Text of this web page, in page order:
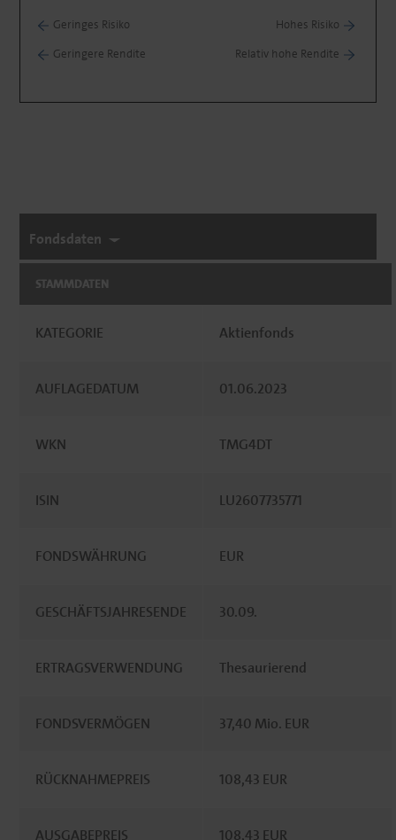
Geringes Risiko
Hohes Risiko
Geringere Rendite
Relativ hohe Rendite
Fondsdaten
STAMMDATEN
KATEGORIE Aktienfonds
AUFLAGEDATUM 01.06.2023
WKN TMG4DT
ISIN LU2607735771
FONDSWÄHRUNG EUR
GESCHÄFTSJAHRESENDE 30.09.
ERTRAGSVERWENDUNG Thesaurierend
FONDSVERMÖGEN 37,40 Mio. EUR
RÜCKNAHMEPREIS 108,43 EUR
AUSGABEPREIS 108,43 EUR